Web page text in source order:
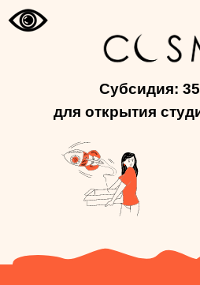
Субсидия:
для открытия